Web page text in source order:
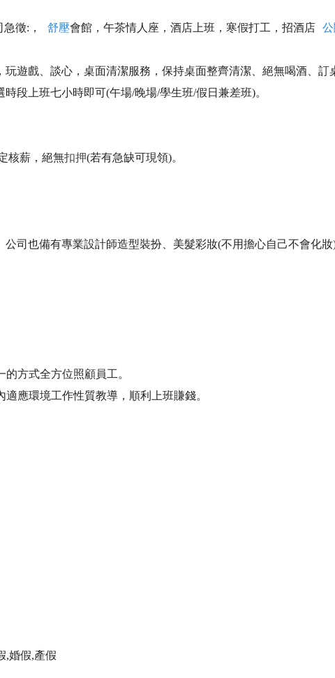
徵:， 舒壓會館，午茶情人座，酒店上班，寒假打工，招酒店 公
遊戲、談心，桌面清潔服務，保持桌面整齊清潔、絕無喝酒、訂
段上班七小時即可(午場/晚場/學生班/假日兼差班)。
核薪，絕無扣押(若有急缺可現領)。
司也備有專業設計師造型裝扮、美髮彩妝(不用擔心自己不會化妝)
方式全方位照顧員工。
應環境工作性質教導，順利上班賺錢。
,婚假,產假